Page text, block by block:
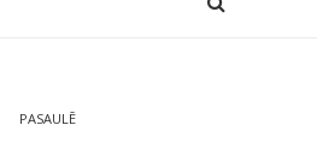
PASAULĒ